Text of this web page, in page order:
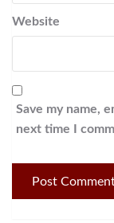
Website
Save my name,
next time I